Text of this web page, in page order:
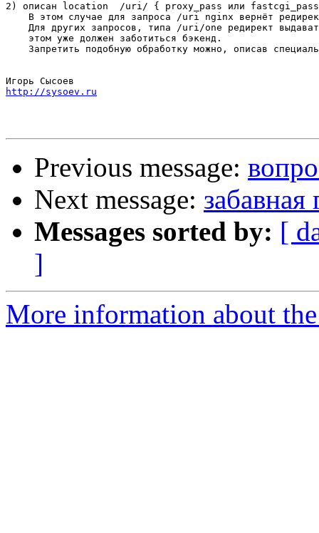
2) описан location  /uri/ { proxy_pass или
В этом случае для запроса /uri nginx вернёт
Для других запросов, типа /uri/one редирект
    этом уже должен заботиться бэкенд.
Запретить подобную обработку можно, описав
http://sysoev.ru
Previous message:
Next message: забавная
Messages sorted by: [
]
More information about